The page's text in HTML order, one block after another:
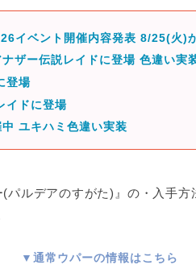
イベント開催内容発表 8/25(火)
ザー伝説レイドに登場 色違い実
登場
イドに登場
ユキハミ色違い実装
(パルデアのすがた)』 の・入手方
▼通常ウパーの情報はこちら